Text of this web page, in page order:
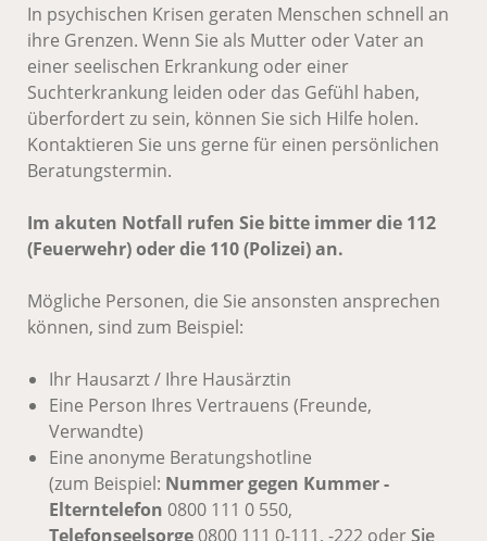
In psychischen Krisen geraten Menschen schnell an
ihre Grenzen. Wenn Sie als Mutter oder Vater an
einer seelischen Erkrankung oder einer
Suchterkrankung leiden oder das Gefühl haben,
überfordert zu sein, können Sie sich Hilfe holen.
Kontaktieren Sie uns gerne für einen persönlichen
Beratungstermin.
Im akuten Notfall rufen Sie bitte immer die 112
(Feuerwehr) oder die 110 (Polizei) an.
Mögliche Personen, die Sie ansonsten ansprechen
können, sind zum Beispiel:
Ihr Hausarzt / Ihre Hausärztin
Eine Person Ihres Vertrauens (Freunde,
Verwandte)
Eine anonyme Beratungshotline
(zum Beispiel: Nummer gegen Kummer -
Elterntelefon 0800 111 0 550,
Telefonseelsorge0800 111 0-111, -222 oderSie